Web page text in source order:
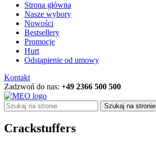
Strona główna
Nasze wybory
Nowości
Bestsellery
Promocje
Hurt
Odstąpienie od umowy
Kontakt
Zadzwoń do nas: +49 2366 500 500
Szukaj na stronie
Crackstuffers